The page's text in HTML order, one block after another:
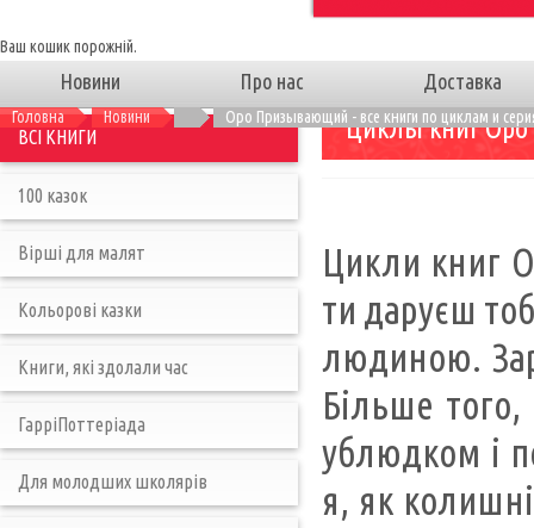
Ваш кошик порожній.
Новини Про нас Доставка
Головна Новини Оро Призывающий - все книги по циклам и
Циклы книг
Цикли книг
ти даруєш
людиною.
Більше
ублюдком і
я, як
ВСІ КНИГИ
100 казок
Вірші для малят
Кольорові казки
Книги, які здолали час
ГарріПоттеріада
Для молодших школярів